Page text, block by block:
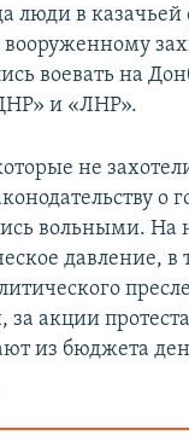
люди в
вооруженному
воевать на
и «ЛНР».
не
о
вольными. На
давление, в
за акции
из бюджета